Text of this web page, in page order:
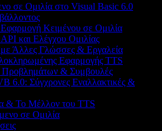
σε Ομιλία στο Visual Basic 6.0
Κειμένου σε Ομιλία
και Ελέγχου Ομιλίας
Άλλες Γλώσσες & Εργαλεία
Εφαρμογής TTS
Προβλημάτων & Συμβουλές
6.0: Σύγχρονες Εναλλακτικές &
& Το Μέλλον του TTS
σε Ομιλία